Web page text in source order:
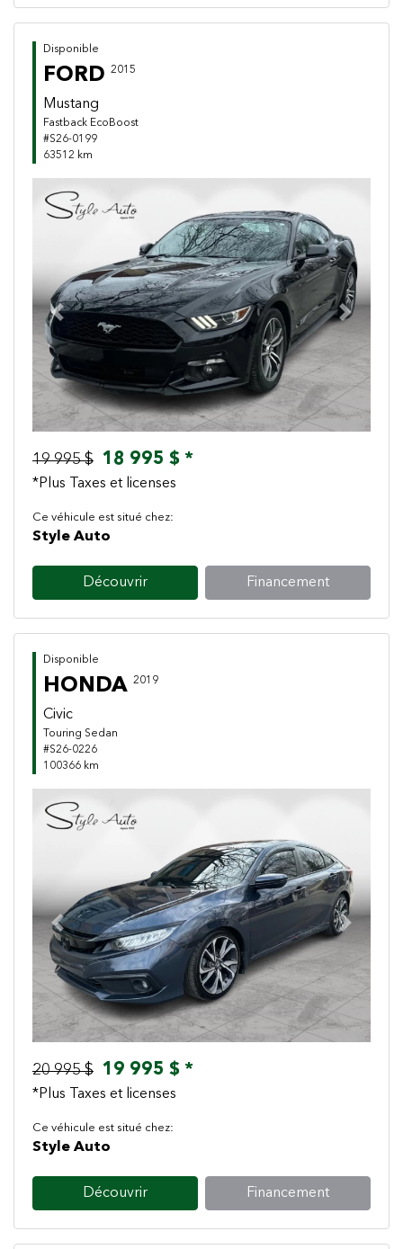
Disponible
FORD 2015
Mustang
Fastback EcoBoost
#S26-0199
63512 km
Previous Next
19 995 $ 18 995 $ *
*Plus Taxes et licenses
Ce véhicule est situé chez:
Style Auto
Découvrir Financement
Disponible
HONDA 2019
Civic
Touring Sedan
#S26-0226
100366 km
Previous Next
20 995 $ 19 995 $ *
*Plus Taxes et licenses
Ce véhicule est situé chez:
Style Auto
Découvrir Financement